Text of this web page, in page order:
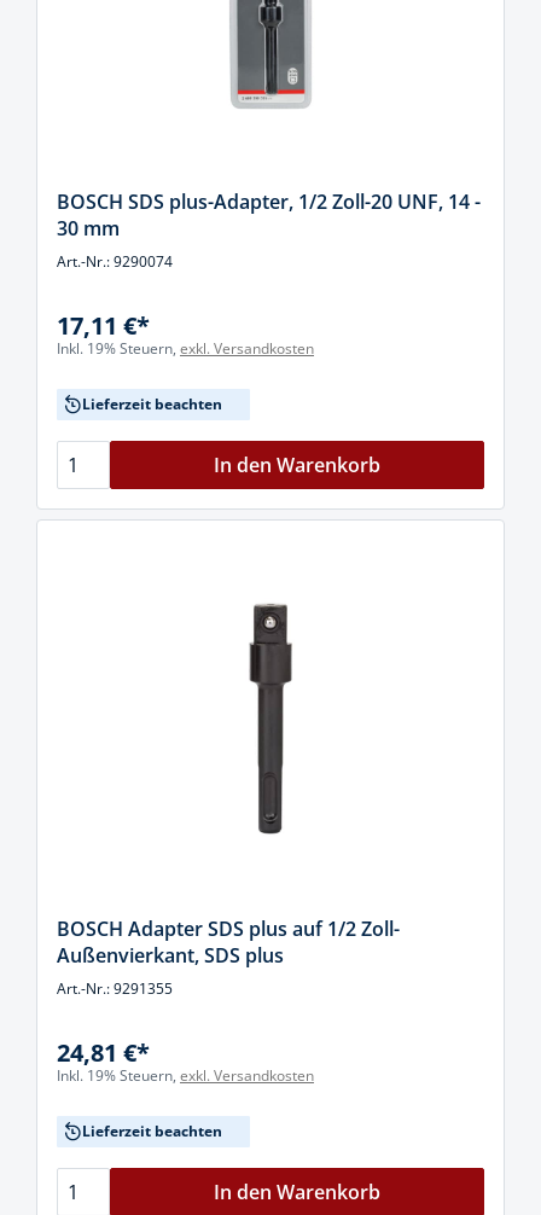
BOSCH SDS plus-Adapter, 1/2 Zoll-20 UNF, 14 -
30 mm
Art.-Nr.: 9290074
17,11 €*
Inkl. 19% Steuern, exkl. Versandkosten
Lieferzeit beachten
In den Warenkorb
BOSCH Adapter SDS plus auf 1/2 Zoll-
Außenvierkant, SDS plus
Art.-Nr.: 9291355
24,81 €*
Inkl. 19% Steuern, exkl. Versandkosten
Lieferzeit beachten
In den Warenkorb